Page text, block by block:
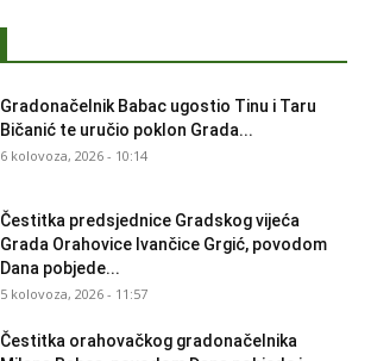
Gradonačelnik Babac ugostio Tinu i Taru
Bičanić te uručio poklon Grada...
6 kolovoza, 2026 - 10:14
Čestitka predsjednice Gradskog vijeća
Grada Orahovice Ivančice Grgić, povodom
Dana pobjede...
5 kolovoza, 2026 - 11:57
Čestitka orahovačkog gradonačelnika